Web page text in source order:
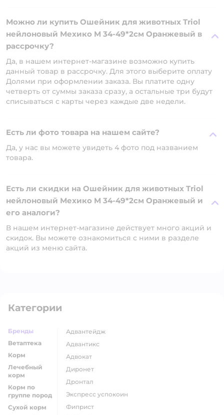
Можно ли купить Ошейник для животных Triol
нейлоновый Мехико M 34-49*2см Оранжевый в
рассрочку?
Да, в нашем интернет-магазине возможно купить
данный товар в рассрочку. Для этого выберите оплату
Долями при оформлении заказа. Вы платите одну
четверть от суммы заказа сразу, а остальные три будут
списываться с карты через каждые две недели.
Есть ли фото товара на нашем сайте?
Да, у нас вы можете увидеть 4 фото под названием
товара.
Есть ли скидки на Ошейник для животных Triol
нейлоновый Мехико M 34-49*2см Оранжевый и
его аналоги?
В нашем интернет-магазине действует много акций и
скидок. Вы можете ознакомиться с ними в разделе
акций из меню сайта.
Категории
Бренды
Ветаптека
Корм
Лечебный
корм
Корм по
группе пород
Сухой корм
адвантейдж
адвантикс
адвокат
диронет
дронтал
экспресс успокоин
фиприст